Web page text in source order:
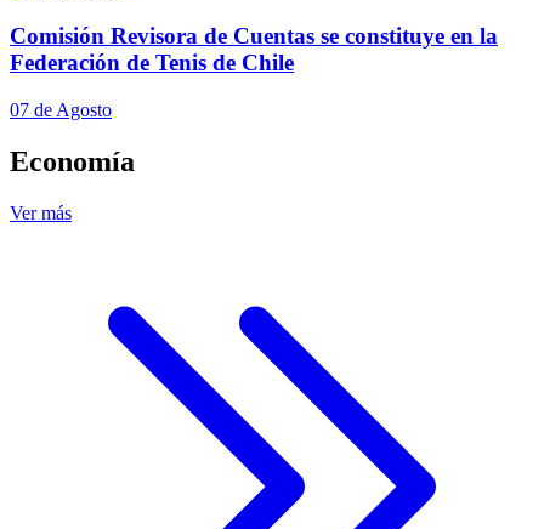
Comisión Revisora de Cuentas se constituye en la
Federación de Tenis de Chile
07 de Agosto
Economía
Ver más